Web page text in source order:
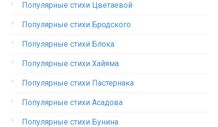
Популярные стихи Цветаевой
Популярные стихи Бродского
Популярные стихи Блока
Популярные стихи Хайяма
Популярные стихи Пастернака
Популярные стихи Асадова
Популярные стихи Бунина